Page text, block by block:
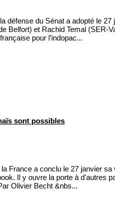
défense du Sénat a adopté le 27
Belfort) et Rachid Temal (SER-
pour l’indopac...
sont possibles
France a conclu le 27 janvier sa
Il y ouvre la porte à d'autres
Olivier Becht &nbs...